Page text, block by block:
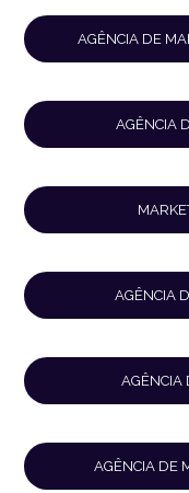
AGÊNCIA DE
AGÊNCIA
AGÊNCIA
AGÊNCIA
AGÊNCIA DE